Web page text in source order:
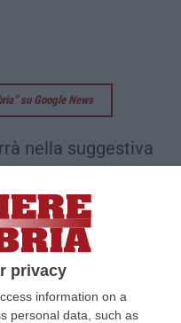
privacy
information on a
personal data, such as
su Google News
nella suggestiva
Studi” intitolato
giurista ed
conoscitore
Antonio